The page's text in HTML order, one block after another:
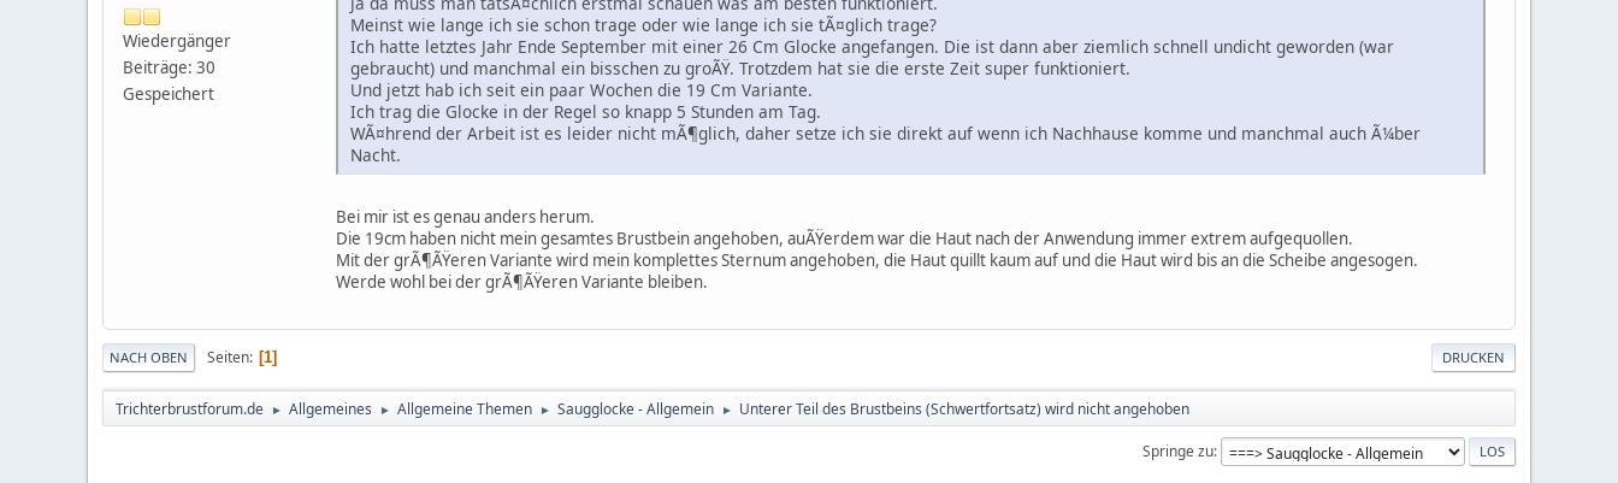
Wiedergänger
Beiträge: 30
Gespeichert
Meinst wie lange ich sie schon trage oder wie lange ich sie tÃ¤glich trage?
Ich hatte letztes Jahr Ende September mit einer 26 Cm Glocke angefangen. Die ist dann aber ziemlich schnell undicht geworden (war
gebraucht) und manchmal ein bisschen zu groÃŸ. Trotzdem hat sie die erste Zeit super funktioniert.
Und jetzt hab ich seit ein paar Wochen die 19 Cm Variante.
Ich trag die Glocke in der Regel so knapp 5 Stunden am Tag.
WÃ¤hrend der Arbeit ist es leider nicht mÃ¶glich, daher setze ich sie direkt auf wenn ich Nachhause komme und manchmal auch Ã¼ber
Nacht.
Bei mir ist es genau anders herum.
Die 19cm haben nicht mein gesamtes Brustbein angehoben, auÃŸerdem war die Haut nach der Anwendung immer extrem aufgequollen.
Mit der grÃ¶ÃŸeren Variante wird mein komplettes Sternum angehoben, die Haut quillt kaum auf und die Haut wird bis an die Scheibe angesogen.
Werde wohl bei der grÃ¶ÃŸeren Variante bleiben.
DRUCKEN
NACH OBEN Seiten 1
Trichterbrustforum.de ► Allgemeines ► Allgemeine Themen ► Saugglocke - Allgemein ► Unterer Teil des Brustbeins (Schwertfortsatz) wird nicht angehoben
Springe zu